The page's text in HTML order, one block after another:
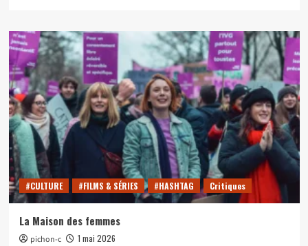
#CULTURE #FILMS & SÉRIES #HASHTAG Critiques
La Maison des femmes
pichon-c 1 mai 2026